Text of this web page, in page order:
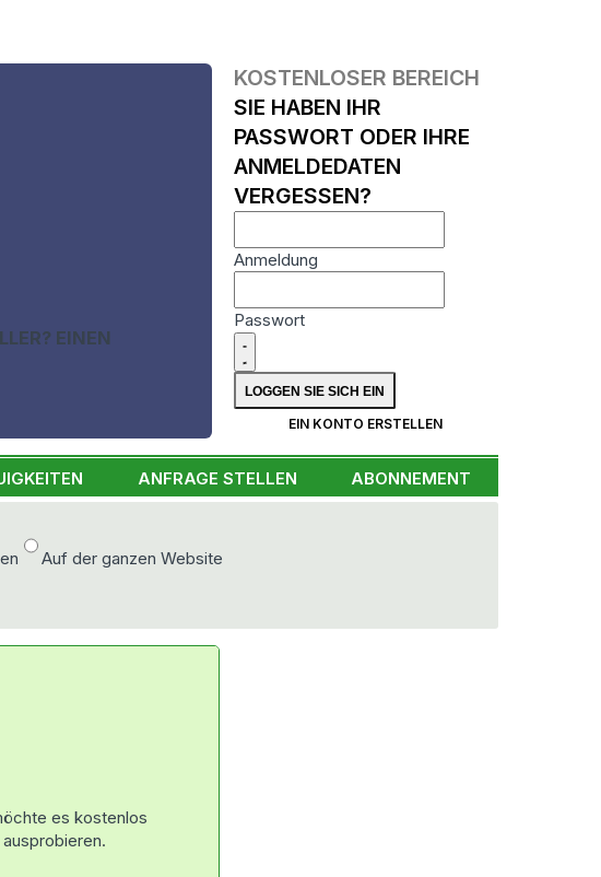
EINEN
KOSTENLOSER BEREICH
SIE HABEN IHR
PASSWORT ODER IHRE
ANMELDEDATEN
VERGESSEN?
Anmeldung
Passwort
EIN KONTO ERSTELLEN
ANFRAGE STELLEN ABONNEMENT
Auf der ganzen Website
es kostenlos
ausprobieren.